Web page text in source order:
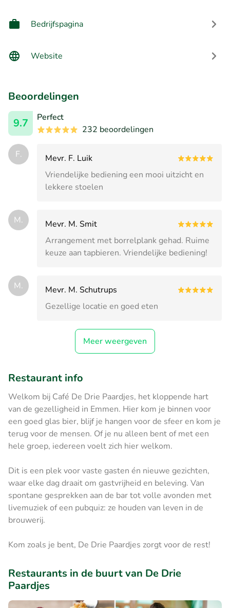
Bedrijfspagina
Website
Beoordelingen
9.7
Perfect
232 beoordelingen
F.
Mevr. F. Luik
Vriendelijke bediening een mooi uitzicht en
lekkere stoelen
M.
Mevr. M. Smit
Arrangement met borrelplank gehad. Ruime
keuze aan tapbieren. Vriendelijke bediening!
M.
Mevr. M. Schutrups
Gezellige locatie en goed eten
Meer weergeven
Restaurant info
Welkom bij Café De Drie Paardjes, het kloppende hart
van de gezelligheid in Emmen. Hier kom je binnen voor
een goed glas bier, blijf je hangen voor de sfeer en kom je
terug voor de mensen. Of je nu alleen bent of met een
hele groep, iedereen voelt zich hier welkom.
Dit is een plek voor vaste gasten én nieuwe gezichten,
waar elke dag draait om gastvrijheid en beleving. Van
spontane gesprekken aan de bar tot volle avonden met
livemuziek of een pubquiz: ze houden van leven in de
brouwerij.
Kom zoals je bent, De Drie Paardjes zorgt voor de rest!
Restaurants in de buurt van De Drie
Paardjes